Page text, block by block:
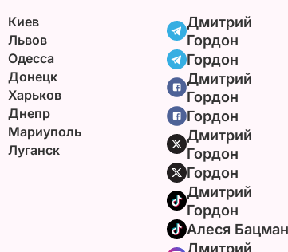
Киев
Львов
Одесса
Донецк
Харьков
Днепр
Мариуполь
Луганск
Дмитрий
Гордон
Гордон
Дмитрий
Гордон
Гордон
Дмитрий
Гордон
Гордон
Дмитрий
Гордон
Алеся Бацман
Дмитрий